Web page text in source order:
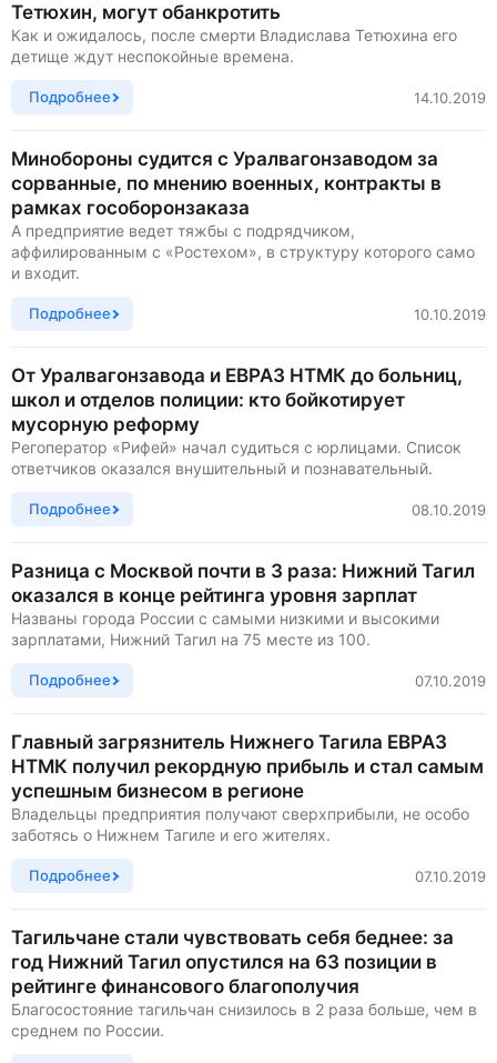
Тетюхин, могут обанкротить
Как и ожидалось, после смерти Владислава Тетюхина его
детище ждут неспокойные времена.
Подробнее 14.10.2019
Минобороны судится с Уралвагонзаводом за
сорванные, по мнению военных, контракты в
рамках гособоронзаказа
А предприятие ведет тяжбы с подрядчиком,
аффилированным с «Ростехом», в структуру которого само
и входит.
Подробнее 10.10.2019
От Уралвагонзавода и ЕВРАЗ НТМК до больниц,
школ и отделов полиции: кто бойкотирует
мусорную реформу
Регоператор «Рифей» начал судиться с юрлицами. Список
ответчиков оказался внушительный и познавательный.
Подробнее 08.10.2019
Разница с Москвой почти в 3 раза: Нижний Тагил
оказался в конце рейтинга уровня зарплат
Названы города России с самыми низкими и высокими
зарплатами, Нижний Тагил на 75 месте из 100.
Подробнее 07.10.2019
Главный загрязнитель Нижнего Тагила ЕВРАЗ
НТМК получил рекордную прибыль и стал самым
успешным бизнесом в регионе
Владельцы предприятия получают сверхприбыли, не особо
заботясь о Нижнем Тагиле и его жителях.
Подробнее 07.10.2019
Тагильчане стали чувствовать себя беднее: за
год Нижний Тагил опустился на 63 позиции в
рейтинге финансового благополучия
Благосостояние тагильчан снизилось в 2 раза больше, чем в
среднем по России.